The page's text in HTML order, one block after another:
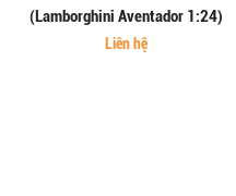
(Lamborghini Aventador 1:24)
Liên hệ